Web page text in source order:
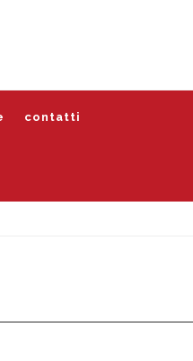
contatti